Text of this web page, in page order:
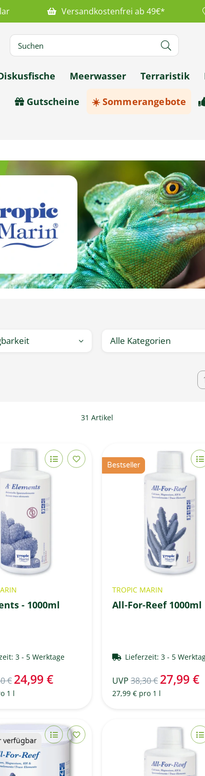
Versandkostenfrei ab 49€*
Meerwasser Terraristik
Gutscheine ☀️ Sommerangebote
Alle Kategorien
31 Artikel
- 1000ml
3 - 5 Werktage
€ 24,99 €
1 l
Bestseller
TROPIC MARIN
All-For-Reef 1000ml
Lieferzeit:3 - 5
UVP 38,30 € 27,99 €
27,99 € pro 1 l
verfügbar